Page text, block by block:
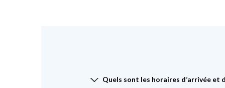
Quels sont les horaires d’arrivée et